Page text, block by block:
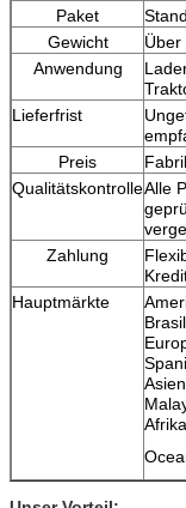
Paket
Gewicht
Über
Anwendung
Lieferfrist
Preis
QualitätskontrolleAlle
Zahlung
Hauptmärkte